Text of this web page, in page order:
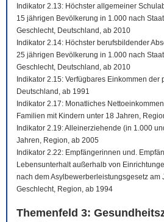
Indikator 2.13: Höchster allgemeiner
15 jährigen Bevölkerung in 1.000 nach
Geschlecht, Deutschland, ab 2010
Indikator 2.14: Höchster berufsbildender
25 jährigen Bevölkerung in 1.000 nach
Geschlecht, Deutschland, ab 2010
Indikator 2.15: Verfügbares Einkommen der
Deutschland, ab 1991
Indikator 2.17: Monatliches
Familien mit Kindern unter 18 Jahren,
Indikator 2.19: Alleinerziehende (in 1.000
Jahren, Region, ab 2005
Indikator 2.22: Empfängerinnen und.
Lebensunterhalt außerhalb von
nach dem Asylbewerberleistungsgesetz am
Geschlecht, Region, ab 1994
Themenfeld 3: